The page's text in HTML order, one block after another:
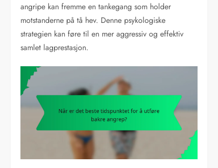
angripe kan fremme en tankegang som holder
motstanderne på tå hev. Denne psykologiske
strategien kan føre til en mer aggressiv og effektiv
samlet lagprestasjon.